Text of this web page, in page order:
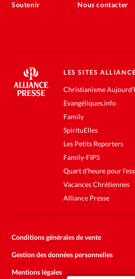
Soutenir Nous contacter
LES SITES
Christianisme
Evangéliques.info
Family
SpirituElles
Les Petits Reporters
Family-FIPS
Quart d'heure pour
Vacances Chrétiennes
Alliance Presse
Conditions générales de vente
Gestion des données personnelles
Mentions légales